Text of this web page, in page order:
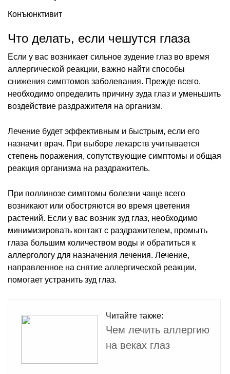
Конъюнктивит
Что делать, если чешутся глаза
Если у вас возникает сильное зудение глаз во время
аллергической реакции, важно найти способы
снижения симптомов заболевания. Прежде всего,
необходимо определить причину зуда глаз и уменьшить
воздействие раздражителя на организм.
Лечение будет эффективным и быстрым, если его
назначит врач. При выборе лекарств учитывается
степень поражения, сопутствующие симптомы и общая
реакция организма на раздражитель.
При поллинозе симптомы болезни чаще всего
возникают или обостряются во время цветения
растений. Если у вас возник зуд глаз, необходимо
минимизировать контакт с раздражителем, промыть
глаза большим количеством воды и обратиться к
аллергологу для назначения лечения. Лечение,
направленное на снятие аллергической реакции,
помогает устранить зуд глаз.
Читайте также:
Чем лечить аллергию
на веках глаз